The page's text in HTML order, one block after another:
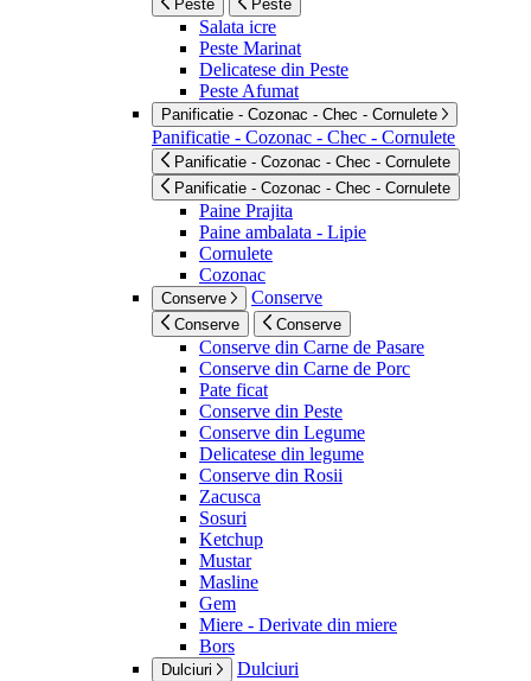
Peste Peste
Salata icre
Peste Marinat
Delicatese din Peste
Peste Afumat
Panificatie - Cozonac - Chec - Cornulete
Panificatie - Cozonac - Chec - Cornulete
Panificatie - Cozonac - Chec - Cornulete
Panificatie - Cozonac - Chec - Cornulete
Paine Prajita
Paine ambalata - Lipie
Cornulete
Cozonac
Conserve Conserve
Conserve Conserve
Conserve din Carne de Pasare
Conserve din Carne de Porc
Pate ficat
Conserve din Peste
Conserve din Legume
Delicatese din legume
Conserve din Rosii
Zacusca
Sosuri
Ketchup
Mustar
Masline
Gem
Miere - Derivate din miere
Bors
Dulciuri Dulciuri